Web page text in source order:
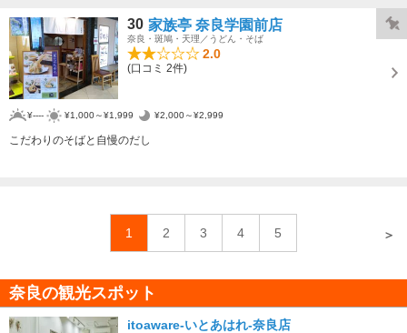
30 家族亭 奈良学園前店
奈良・斑鳩・天理／うどん・そば
2.0
(口コミ 2件)
¥---- ¥1,000～¥1,999 ¥2,000～¥2,999
こだわりのそばと自慢のだし
1 2 3 4 5 ＞
奈良の観光スポット
itoaware-いとあはれ-奈良店